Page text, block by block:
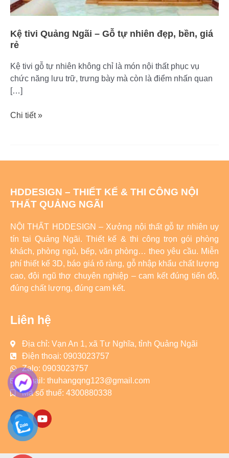
Kệ tivi Quảng Ngãi – Gỗ tự nhiên đẹp, bền, giá
rẻ
Kệ tivi gỗ tự nhiên không chỉ là món nội thất phục vụ
chức năng lưu trữ, trưng bày mà còn là điểm nhấn quan
[…]
Chi tiết »
HDDESIGN – THIẾT KẾ & THI CÔNG NỘI
THẤT QUẢNG NGÃI
NỘI THẤT HDDESIGN – Xưởng nội thất gỗ tự nhiên uy
tín tại Quảng Ngãi. Thiết kế & thi công trọn gói phòng
khách, phòng ngủ, bếp, văn phòng… theo yêu cầu. Miễn
phí thiết kế 3D, báo giá rõ ràng, gỗ nhập khẩu chất lượng
cao, đội ngũ thợ chuyên nghiệp – cam kết đúng tiến độ,
đúng chất lượng, đúng cam kết.
Liên hệ
Địa chỉ: Vạn An 1, xã Tư Nghĩa, tỉnh Quảng Ngãi
Điện thoại: 0903023757
Zalo: 0903023757
Email: thuhangqng123@gmail.com
Mã số thuế: 4300880338
F
a
c
e
Y
o